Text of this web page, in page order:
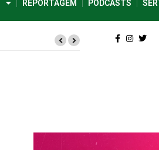
REPORTAGEM PODCASTS